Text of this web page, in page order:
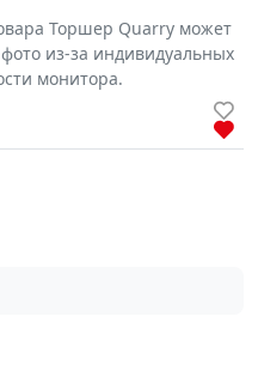
Торшер Quarry может
из-за индивидуальных
монитора.